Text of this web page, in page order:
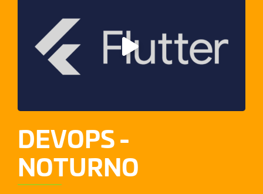
DEVOPS -
NOTURNO